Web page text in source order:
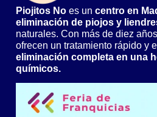
Piojitos No es un centro en
eliminación de piojos y
naturales. Con más de diez
ofrecen un tratamiento rápido y
eliminación completa en una
químicos.